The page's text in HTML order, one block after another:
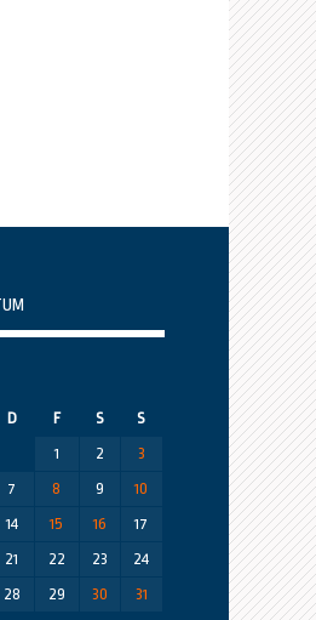
D F S
S
1
2
3
7 8 9
10
14 15 16
17
21 22 23
24
28 29 30 31